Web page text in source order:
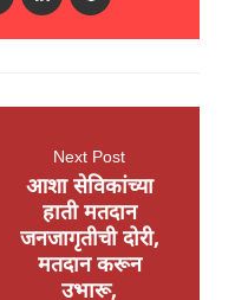
Next Post
आशा सेविकांच्या
हाती मतदान
जनजागृतीची दोरी,
मतदान करून
उभारू,